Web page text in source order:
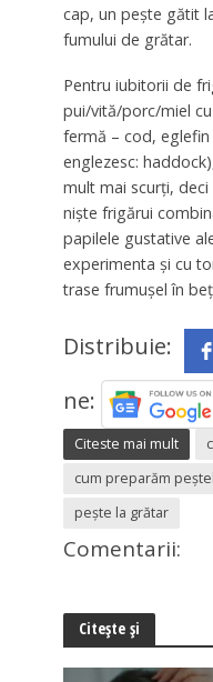
cap, un pește gătit
fumului de grătar.
Pentru iubitorii de
pui/vită/porc/miel
fermă – cod, eglefin
englezesc:
mult mai scurți,
niște frigărui
papilele gustative
experimenta și cu
trase frumușel în
Distribuie:
ne:
Citeste mai mult
cum preparăm
pește la grătar
Comentarii:
Citește și